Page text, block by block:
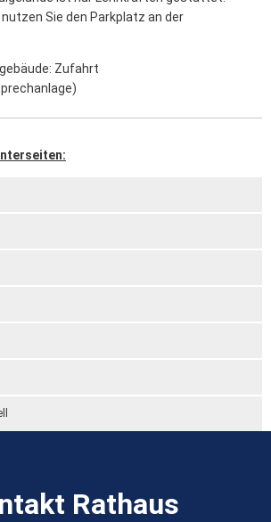
Sie den Parkplatz an der
Zufahrt
Rathaus